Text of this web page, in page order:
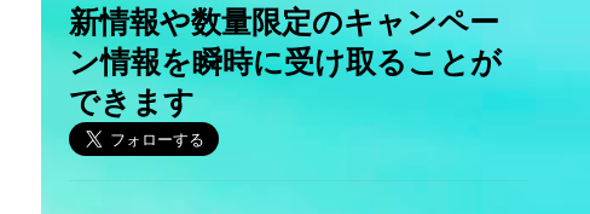
新情報や数量限定のキャンペー
ン情報を瞬時に受け取ることが
できます